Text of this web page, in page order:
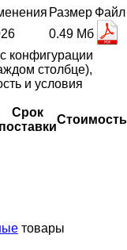
Размер Файл
0.49 Мб
конфигурации
столбце),
и условия
Срок
поставки
Стоимость
товары